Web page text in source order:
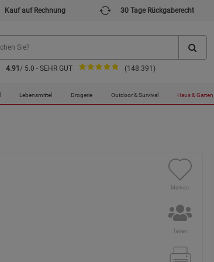
Kauf auf Rechnung 30 Tage Rückgaberecht
4.91 / 5.0 - SEHR GUT (148.391)
Lebensmittel Drogerie Outdoor & Survival Haus & Garten
Merken
Teilen